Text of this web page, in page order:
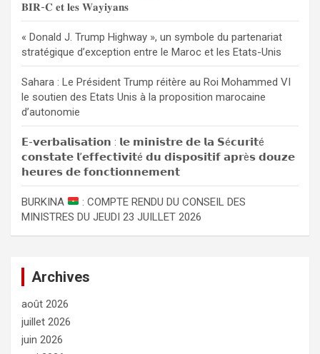
e
r
𝐁𝐈𝐑-𝐂 𝐞𝐭 𝐥𝐞𝐬 𝐖𝐚𝐲𝐢𝐲𝐚𝐧𝐬
« Donald J. Trump Highway », un symbole du partenariat
stratégique d’exception entre le Maroc et les Etats-Unis
Sahara : Le Président Trump réitère au Roi Mohammed VI
le soutien des Etats Unis à la proposition marocaine
d’autonomie
𝗘-𝘃𝗲𝗿𝗯𝗮𝗹𝗶𝘀𝗮𝘁𝗶𝗼𝗻 : 𝗹𝗲 𝗺𝗶𝗻𝗶𝘀𝘁𝗿𝗲 𝗱𝗲 𝗹𝗮 𝗦é𝗰𝘂𝗿𝗶𝘁é
𝗰𝗼𝗻𝘀𝘁𝗮𝘁𝗲 𝗹’𝗲𝗳𝗳𝗲𝗰𝘁𝗶𝘃𝗶𝘁é 𝗱𝘂 𝗱𝗶𝘀𝗽𝗼𝘀𝗶𝘁𝗶𝗳 𝗮𝗽𝗿è𝘀 𝗱𝗼𝘂𝘇𝗲
𝗵𝗲𝘂𝗿𝗲𝘀 𝗱𝗲 𝗳𝗼𝗻𝗰𝘁𝗶𝗼𝗻𝗻𝗲𝗺𝗲𝗻𝘁
BURKINA
: COMPTE RENDU DU CONSEIL DES
MINISTRES DU JEUDI 23 JUILLET 2026
Archives
août 2026
juillet 2026
juin 2026